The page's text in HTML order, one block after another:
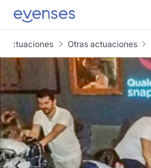
Actuaciones Otras actuaciones